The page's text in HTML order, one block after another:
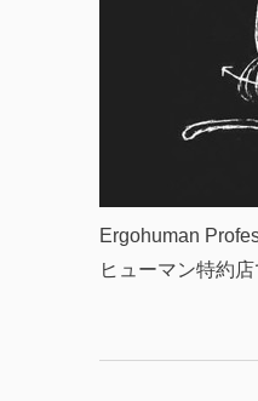
Ergohuman
ヒューマン特約店